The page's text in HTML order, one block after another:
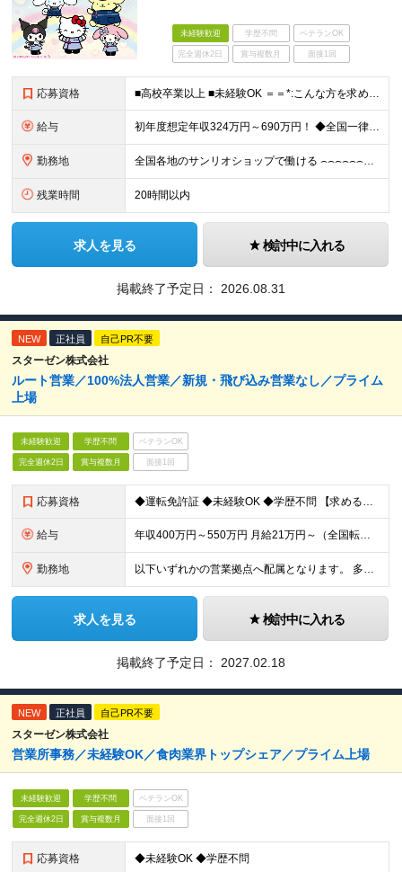
未経験歓迎 学歴不問 ベテランOK
完全週休2日 賞与複数月 面接1回
応募資格 ■高校卒業以上 ■未経験OK ＝＝*:こんな方を求めています！:*＝＝ ◇サンリオのキャラクターが好きな方 ◇自分のアイデアを店舗づくりに活かしたい方 ◇仕事を通してお客さまを笑顔にしたい方 ◇キャ
給与 初年度想定年収324万円～690万円！ ◆全国一律 月給230,000円～＋賞与＋通勤手当＋役職手当＋時間外手当 《手当充実！》 ＊昇給/年1回 ＊賞与/年2回（7月/12月） ＊通勤手当：交通費
勤務地 全国各地のサンリオショップで働ける ⌢⌢⌢⌢⌢⌢⌢⌢⌢⌢⌢⌢⌢⌢⌢⌢⌢⌢・.☆ ★詳細の勤務地はご本人の希望と面接を通じて決定いたします。 【募集エリア】 関東・関西（大阪・京都）・中部・九州 ※
残業時間 20時間以内
求人を見る 検討中に入れる
掲載終了予定日： 2026.08.31
NEW 正社員 自己PR不要
スターゼン株式会社
ルート営業／100%法人営業／新規・飛び込み営業なし／プライム
上場
未経験歓迎 学歴不問 ベテランOK
完全週休2日 賞与複数月 面接1回
応募資格 ◆運転免許証 ◆未経験OK ◆学歴不問 【求める人物像】 コミュニケーションを取りながら、チームで仕事を進めることが好きな方
給与 年収400万円～550万円 月給21万円～（全国転勤あり・大卒の場合） ※別途残業代が全額支給されます。 ※試用期間3ヵ月あり。試用期間中の給与・待遇に差異はありません。
勤務地 以下いずれかの営業拠点へ配属となります。 多賀城、昭島、横浜、山口、福岡、大分、長崎、長野、茨城、愛知、福島、北海道 ◆多賀城 多賀城DC 宮城県多賀城市伝上山3-1-1 ◆昭島 昭島DC 東京都
求人を見る 検討中に入れる
掲載終了予定日： 2027.02.18
NEW 正社員 自己PR不要
スターゼン株式会社
営業所事務／未経験OK／食肉業界トップシェア／プライム上場
未経験歓迎 学歴不問 ベテランOK
完全週休2日 賞与複数月 面接1回
応募資格 ◆未経験OK ◆学歴不問